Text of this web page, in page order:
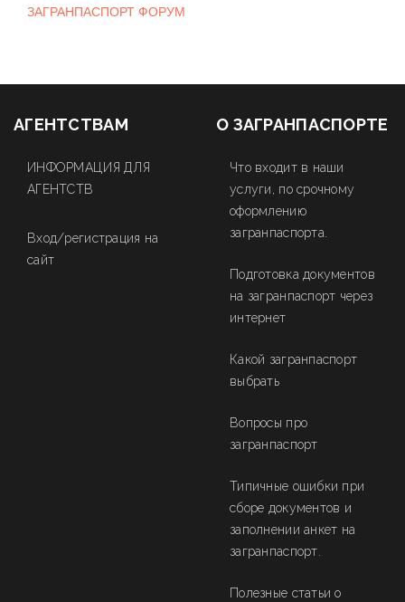
ЗАГРАНПАСПОРТ ФОРУМ
АГЕНТСТВАМ
ИНФОРМАЦИЯ ДЛЯ
АГЕНТСТВ
Вход/регистрация на
сайт
О ЗАГРАНПАСПОРТЕ
Что входит в наши
услуги, по срочному
оформлению
загранпаспорта.
Подготовка документов
на загранпаспорт через
интернет
Какой загранпаспорт
выбрать
Вопросы про
загранпаспорт
Типичные ошибки при
сборе документов и
заполнении анкет на
загранпаспорт.
Полезные статьи о